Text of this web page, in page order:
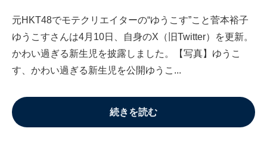
元HKT48でモテクリエイターの“ゆうこす”こと菅本裕子
ゆうこすさんは4月10日、自身のX（旧Twitter）を更新。
かわい過ぎる新生児を披露しました。【写真】ゆうこ
す、かわい過ぎる新生児を公開ゆうこ...
続きを読む